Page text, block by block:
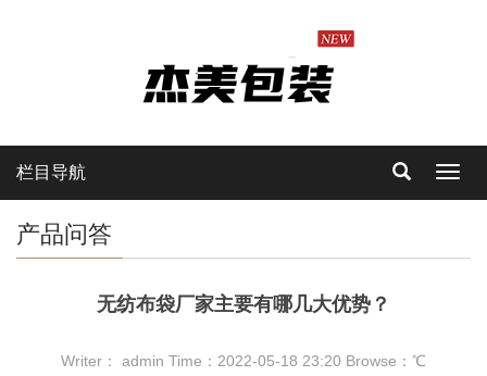
栏目导航
产品问答
无纺布袋厂家主要有哪几大优势？
Writer： admin Time：2022-05-18 23:20 Browse： ℃